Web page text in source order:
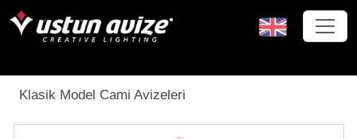
Klasik Model Cami Avizeleri